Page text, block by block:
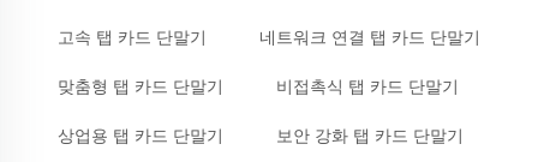
고속 탭 카드 단말기 네트워크 연결 탭 카드 단말기
맞춤형 탭 카드 단말기 비접촉식 탭 카드 단말기
상업용 탭 카드 단말기 보안 강화 탭 카드 단말기